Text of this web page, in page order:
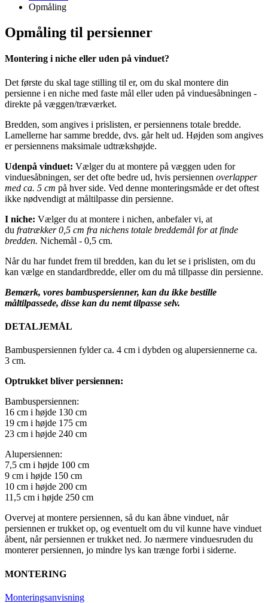
Opmåling
Opmåling til persienner
Montering i niche eller uden på vinduet?
Det første du skal tage stilling til er, om du skal montere din
persienne i en niche med faste mål eller uden på vinduesåbningen -
direkte på væggen/træværket.
Bredden, som angives i prislisten, er persiennens totale bredde.
Lamellerne har samme bredde, dvs. går helt ud. Højden som angives
er persiennens maksimale udtrækshøjde.
Udenpå vinduet: Vælger du at montere på væggen uden for
vinduesåbningen, ser det ofte bedre ud, hvis persiennen overlapper
med ca. 5 cm på hver side. Ved denne monteringsmåde er det oftest
ikke nødvendigt at måltilpasse din persienne.
I niche: Vælger du at montere i nichen, anbefaler vi, at
du fratrækker 0 ,5 cm fra nichens totale breddemål for at finde
bredden. Nichemål - 0,5 cm.
Når du har fundet frem til bredden, kan du let se i prislisten, om du
kan vælge en standardbredde, eller om du må tillpasse din persienne.
Bemærk, vores bambuspersienner, kan du ikke bestille
måltilpassede, disse kan du nemt tilpasse selv.
DETALJEMÅL
Bambuspersiennen fylder ca. 4 cm i dybden og alupersiennerne ca.
3 cm.
Optrukket bliver persiennen:
Bambuspersiennen:
16 cm i højde 130 cm
19 cm i højde 175 cm
23 cm i højde 240 cm
Alupersiennen:
7,5 cm i højde 100 cm
9 cm i højde 150 cm
10 cm i højde 200 cm
11,5 cm i højde 250 cm
Overvej at montere persiennen, så du kan åbne vinduet, når
persiennen er trukket op, og eventuelt om du vil kunne have vinduet
åbent, når persiennen er trukket ned. Jo nærmere vinduesruden du
monterer persiennen, jo mindre lys kan trænge forbi i siderne.
MONTERING
Monteringsanvisning